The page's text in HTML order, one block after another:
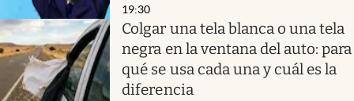
19:30
Colgar una tela blanca o una tela
negra en la ventana del auto: para
qué se usa cada una y cuál es la
diferencia